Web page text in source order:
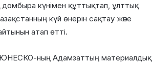
күнімен құттықтап, ұлттық
күй өнерін сақтау және
атап өтті.
ЮНЕСКО-ның Адамзаттың материалдық